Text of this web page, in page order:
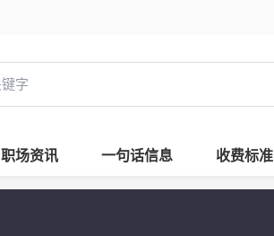
职场资讯 一句话信息 收费标准